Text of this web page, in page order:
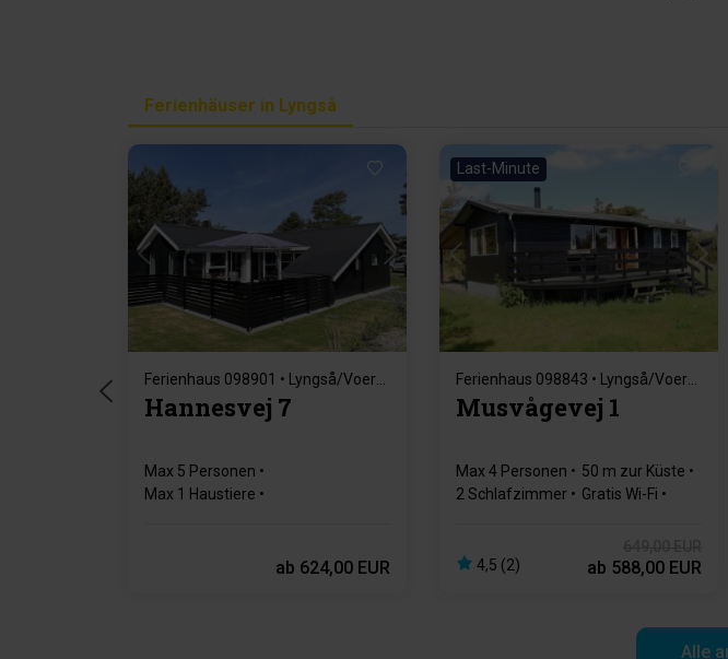
Ferienhäuser in Lyngså
Lädt ...
Hannesvej 7
Max 5 Personen
Max 1 Haustiere
ab 624,00 EUR
Last-Minute
Lädt ...
Musvågevej 1
Max 4 Personen
50 m zur Küste
2 Schlafzimmer
Gratis Wi-Fi
4,5 (2) ab 588,00 EUR
Alle